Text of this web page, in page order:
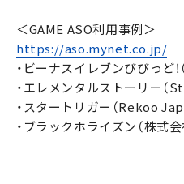
＜GAME ASO利用事例＞
https://aso.mynet.co.jp/
・ビーナスイレブンびびっど
・エレメンタルストーリー（
・スタートリガー（Rekoo
・ブラックホライズン（株式